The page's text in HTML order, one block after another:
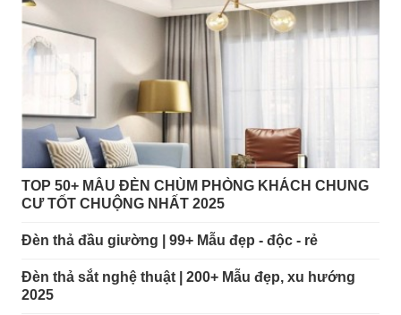
TOP 50+ MẪU ĐÈN CHÙM PHÒNG KHÁCH CHUNG
CƯ TỐT CHUỘNG NHẤT 2025
Đèn thả đầu giường | 99+ Mẫu đẹp - độc - rẻ
Đèn thả sắt nghệ thuật | 200+ Mẫu đẹp, xu hướng
2025